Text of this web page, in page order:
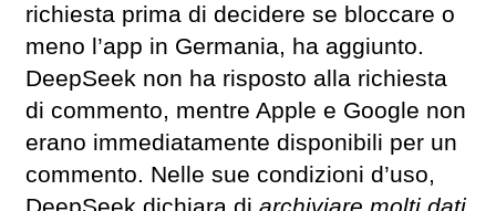
richiesta prima di decidere se bloccare o
meno l’app in Germania, ha aggiunto.
DeepSeek non ha risposto alla richiesta
di commento, mentre Apple e Google non
erano immediatamente disponibili per un
commento. Nelle sue condizioni d’uso,